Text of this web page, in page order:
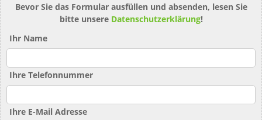
Bevor Sie das Formular ausfüllen und absenden, lesen Sie
bitte unsere Datenschutzerklärung!
Ihr Name
Ihre Telefonnummer
Ihre E-Mail Adresse